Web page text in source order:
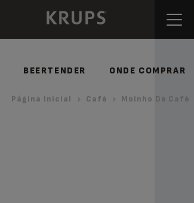
BEERTENDER ONDE COMPRAR
Página Inicial Café Moinho De Café